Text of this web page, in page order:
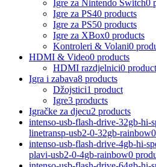
Igre za Nintendo Switch0
Igre za PS40 products
Igre za PS50 products
Igre za XBox0 products
Kontroleri & Volani0
HDMI & Video0 products
HDMI razdjelnici0
Igra i zabava8 products
Džojstici1 product
Igre3 products
Igračke za djecu2 products
intenso-usb-flash-drive-32gb-hi-
linetransp-usb2-0-32gb-rainbow
intenso-usb-flash-drive-4gb-hi-
plavi-usb2-0-4gb-rainbow0